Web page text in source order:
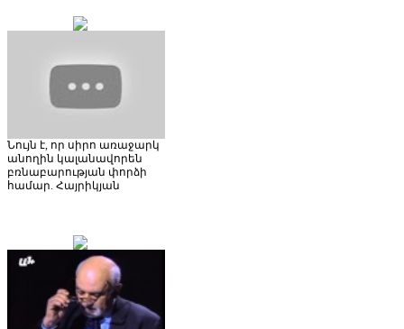
Նույն է, որ սիրո առաջարկ
անողին կալանավորեն
բռնաբարության փորձի
համար. Հայրիկյան